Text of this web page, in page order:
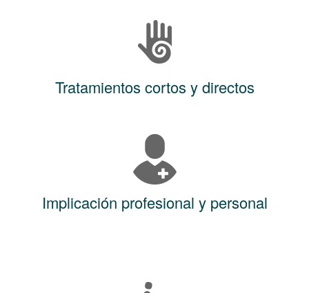
Tratamientos cortos y directos
Implicación profesional y personal